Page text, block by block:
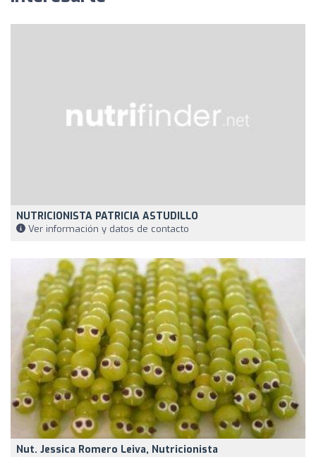
NUTRICIONISTA PATRICIA ASTUDILLO
Ver información y datos de contacto
Nut. Jessica Romero Leiva, Nutricionista